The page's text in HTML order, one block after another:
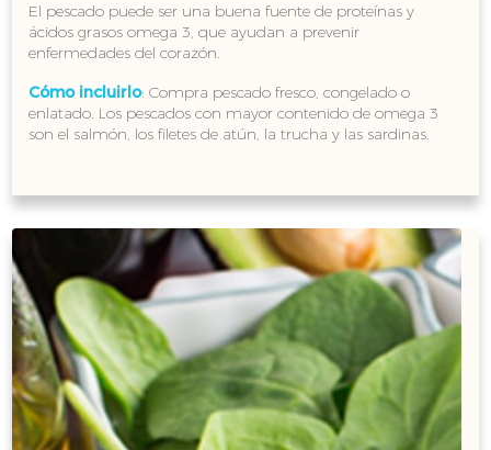
El pescado puede ser una buena fuente de proteínas y
ácidos grasos omega 3, que ayudan a prevenir
enfermedades del corazón.
Cómo incluirlo: Compra pescado fresco, congelado o
enlatado. Los pescados con mayor contenido de omega 3
son el salmón, los filetes de atún, la trucha y las sardinas.